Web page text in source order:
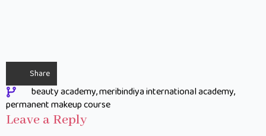
Share
beauty academy meribindiya international academy
permanent makeup course
Leave a Reply